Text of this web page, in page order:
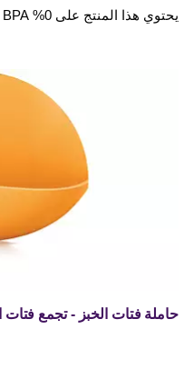
يحتوي هذا المنتج على 0% BPA
حاملة فتات الخبز - تجمع فتات